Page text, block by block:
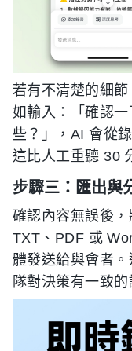
若有不清楚的細
如輸入：「確認
些？」，AI 會從
這比人工重聽 30
步驟三：匯出與
確認內容無誤後
TXT、PDF 或
體發送給與會者
隊對決策有一致的